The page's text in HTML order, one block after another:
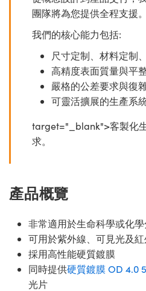
團隊將為您提供全程支援。
我們的核心能力包括:
尺寸定制、材料定制
高精度表面質量與平
嚴格的公差要求與復
可靈活擴展的生產系
target="_blank">客製化
求。
產品概覽
非常適用於生命科學或化
可用於紫外線、可見光及
採用高性能硬質鍍膜
同時提供硬質鍍膜 OD 4.0
光片